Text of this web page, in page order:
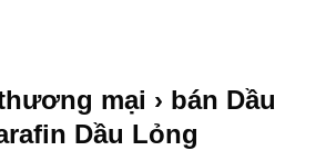
mại › bán Dầu
Dầu Lỏng